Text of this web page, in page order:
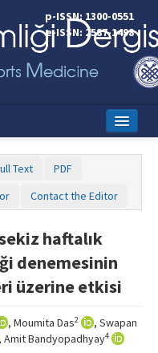
p-ISSN: 1300-0551
e-ISSN: 2587-1498
Text
PDF
Contact the Editor
haftalık
denemesinin
üzerine etkisi
, Moumita Das2
, Swapan
, Amit Bandyopadhyay4